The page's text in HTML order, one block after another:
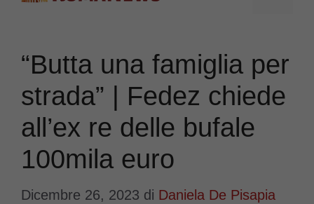
“Butta una famiglia per
strada” | Fedez chiede
all’ex re delle bufale
100mila euro
Dicembre 26, 2023 di Daniela De Pisapia